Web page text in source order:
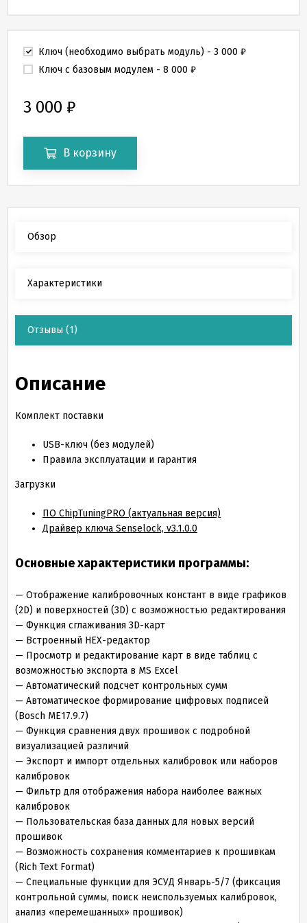
Ключ (необходимо выбрать модуль) - 3 000 ₽
Ключ с базовым модулем - 8 000 ₽
3 000 ₽
В корзину
Обзор
Характеристики
Отзывы (1)
Описание
Комплект поставки
USB-ключ (без модулей)
Правила эксплуатации и гарантия
Загрузки
ПО ChipTuningPRO (актуальная версия)
Драйвер ключа Senselock, v3.1.0.0
Основные характеристики программы:
— Отображение калибровочных констант в виде графиков
(2D) и поверхностей (3D) с возможностью редактирования
— Функция сглаживания 3D-карт
— Встроенный HEX-редактор
— Просмотр и редактирование карт в виде таблиц с
возможностью экспорта в MS Excel
— Автоматический подсчет контрольных сумм
— Автоматическое формирование цифровых подписей
(Bosch ME17.9.7)
— Функция сравнения двух прошивок с подробной
визуализацией различий
— Экспорт и импорт отдельных калибровок или наборов
калибровок
— Фильтр для отображения набора наиболее важных
калибровок
— Пользовательская база данных для новых версий
прошивок
— Возможность сохранения комментариев к прошивкам
(Rich Text Format)
— Специальные функции для ЭСУД Январь-5/7 (фиксация
контрольной суммы, поиск неиспользуемых калибровок,
анализ «перемешанных» прошивок)